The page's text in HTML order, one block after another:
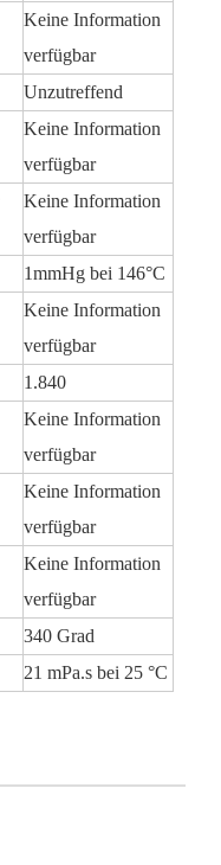
Keine Information
verfügbar
Unzutreffend
Keine Information
verfügbar
Keine Information
verfügbar
1mmHg bei 146°C
Keine Information
verfügbar
1.840
Keine Information
verfügbar
Keine Information
verfügbar
Keine Information
verfügbar
340 Grad
21 mPa.s bei 25 °C